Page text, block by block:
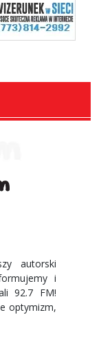
autorski
i
92.7 FM!
optymizm,